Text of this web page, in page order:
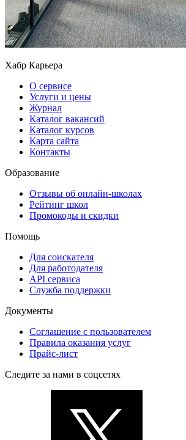
Хабр Карьера
О сервисе
Услуги и цены
Журнал
Каталог вакансий
Каталог курсов
Карта сайта
Контакты
Образование
Отзывы об онлайн-школах
Рейтинг школ
Промокоды и скидки
Помощь
Для соискателя
Для работодателя
API сервиса
Служба поддержки
Документы
Соглашение с пользователем
Правила оказания услуг
Прайс-лист
Следите за нами в соцсетях